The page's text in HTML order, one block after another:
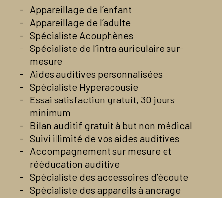
En savoir plus
Voir la page Facebook du centre
En savoir plus
Appareillage de l’enfant
Appareillage de l’adulte
Spécialiste Acouphènes
Spécialiste de l’intra auriculaire sur-
mesure
Aides auditives personnalisées
Spécialiste Hyperacousie
Essai satisfaction gratuit, 30 jours
minimum
Bilan auditif gratuit à but non médical
Suivi illimité de vos aides auditives
Accompagnement sur mesure et
rééducation auditive
Spécialiste des accessoires d’écoute
Spécialiste des appareils à ancrage